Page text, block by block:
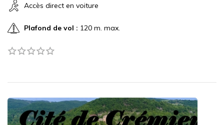
Accès direct en voiture
Plafond de vol : 120 m. max.